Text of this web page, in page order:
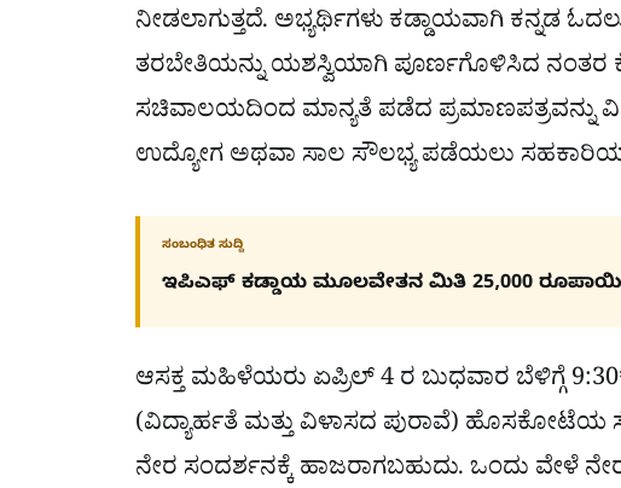
ನೀಡಲಾಗುತ್ತದೆ. ಅಭ್ಯರ್ಥಿಗಳು ಕಡ್ಡಾಯವಾಗಿ ಕನ್ನಡ
ತರಬೇತಿಯನ್ನು ಯಶಸ್ವಿಯಾಗಿ ಪೂರ್ಣಗೊಳಿಸಿದ ನಂತರ
ಸಚಿವಾಲಯದಿಂದ ಮಾನ್ಯತೆ ಪಡೆದ ಪ್ರಮಾಣಪತ್ರವನ್ನು
ಉದ್ಯೋಗ ಅಥವಾ ಸಾಲ ಸೌಲಭ್ಯ ಪಡೆಯಲು
ಸಂಬಂಧಿತ ಸುದ್ದಿ
ಇಪಿಎಫ್ ಕಡ್ಡಾಯ ಮೂಲವೇತನ ಮಿತಿ 25,000
ಆಸಕ್ತ ಮಹಿಳೆಯರು ಏಪ್ರಿಲ್​ 4 ರ ಬುಧವಾರ ಬೆಳಿಗ್ಗೆ
(ವಿದ್ಯಾರ್ಹತೆ ಮತ್ತು ವಿಳಾಸದ ಪುರಾವೆ) ಹೊಸಕೋಟೆಯ
ನೇರ ಸಂದರ್ಶನಕ್ಕೆ ಹಾಜರಾಗಬಹುದು. ಒಂದು ವೇಳೆ